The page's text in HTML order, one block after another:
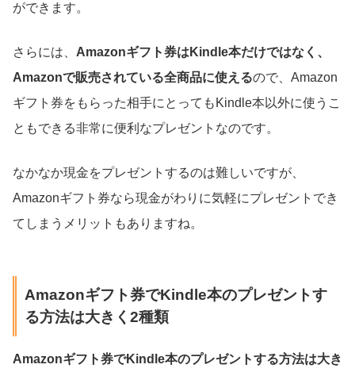
ができます。
さらには、 Amazonギフト券はKindle本だけではなく、
Amazonで販売されている全商品に使えるので、Amazon
ギフト券をもらった相手にとってもKindle本以外に使うこ
ともできる非常に便利なプレゼントなのです。
なかなか現金をプレゼントするのは難しいですが、
Amazonギフト券なら現金がわりに気軽にプレゼントでき
てしまうメリットもありますね。
Amazonギフト券でKindle本のプレゼントす
る方法は大きく2種類
Amazonギフト券でKindle本のプレゼントする方法は大き